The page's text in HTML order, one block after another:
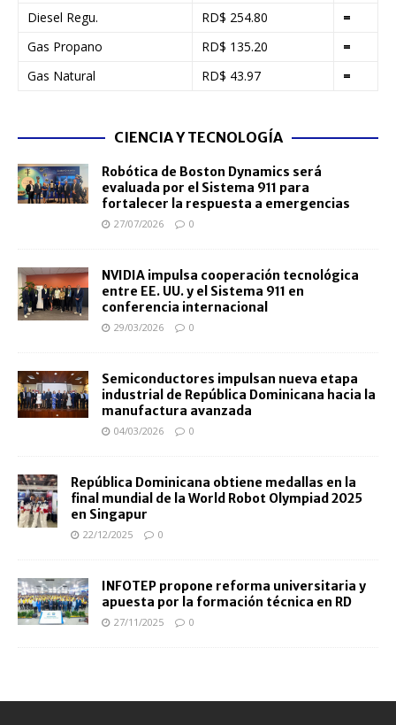
Diesel Regu.
RD$ 254.80
=
Gas Propano
RD$ 135.20
=
Gas Natural
RD$ 43.97 =
CIENCIA Y TECNOLOGÍA
Robótica de Boston Dynamics será
evaluada por el Sistema 911 para
fortalecer la respuesta a emergencias
27/07/2026 0
NVIDIA impulsa cooperación tecnológica
entre EE. UU. y el Sistema 911 en
conferencia internacional
29/03/2026 0
Semiconductores impulsan nueva etapa
industrial de República Dominicana hacia la
manufactura avanzada
04/03/2026 0
República Dominicana obtiene medallas en la
final mundial de la World Robot Olympiad 2025
en Singapur
22/12/2025 0
INFOTEP propone reforma universitaria y
apuesta por la formación técnica en RD
27/11/2025 0